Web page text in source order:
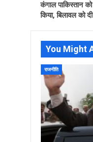
कंगाल पाकिस्‍तान
किया, बिलावल को
You Might
राजनीति